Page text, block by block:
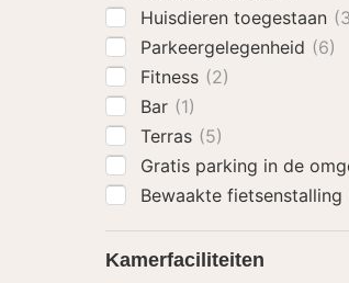
Huisdieren toegestaan
Parkeergelegenheid (6)
Fitness (2)
Bar (1)
Terras (5)
Gratis parking in de
Bewaakte fietsenstalling
Kamerfaciliteiten